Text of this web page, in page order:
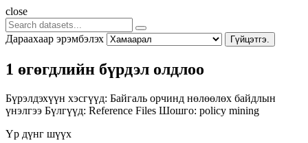
close
Дараахаар эрэмбэлэх Гүйцэтгэ.
1 өгөгдлийн бүрдэл олдлоо
Бүрэлдэхүүн хэсгүүд: Байгаль орчинд нөлөөлөх байдлын
үнэлгээ Бүлгүүд: Reference Files Шошго: policy mining
Үр дүнг шүүх